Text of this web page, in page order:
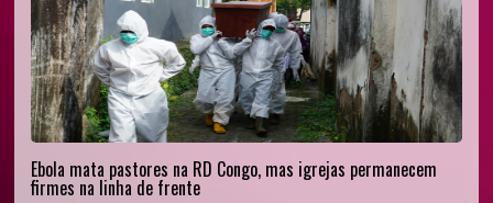
Ebola mata pastores na RD Congo, mas igrejas permanecem
firmes na linha de frente